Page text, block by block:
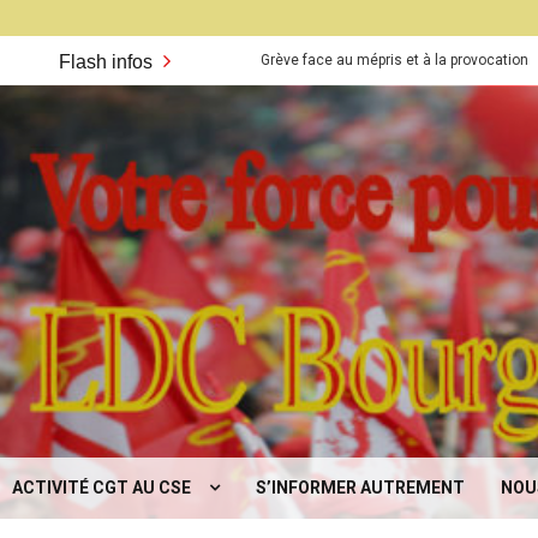
Flash infosGrève face au mépris et à la provocation Flash
ACTIVITÉ CGT AU CSE S’INFORMER AUTREMENT